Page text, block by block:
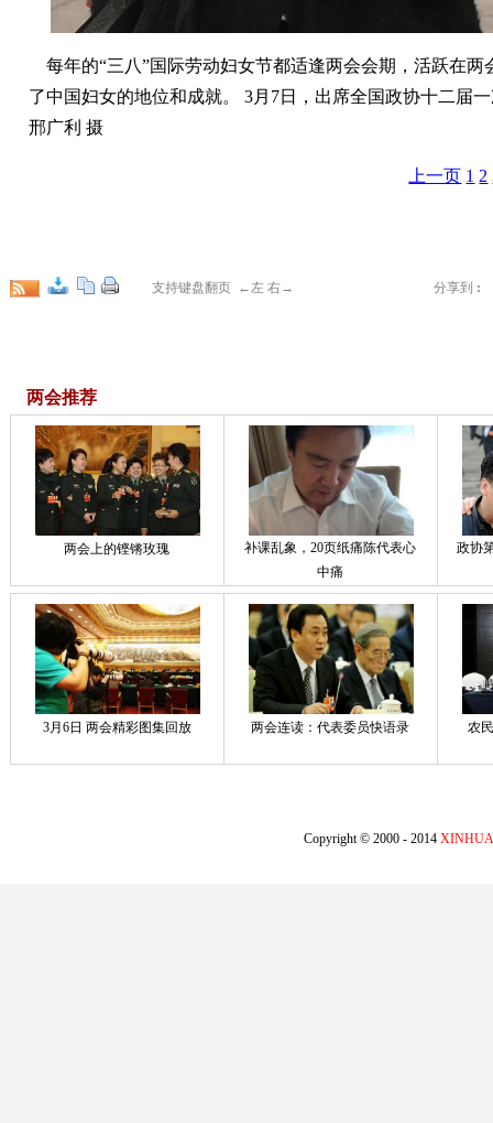
每年的“三八”国际劳动妇女节都适逢两会会期，活跃在
了中国妇女的地位和成就。 3月7日，出席全国政协十二届
邢广利 摄
上一页 1 2
支持键盘翻页 ←左 右→ 分享到 :
两会推荐
两会上的铿锵玫瑰
补课乱象，20页纸痛陈代表心
中痛
政协
3月6日 两会精彩图集回放 两会连读：代表委员快语录 农
Copyright © 2000 - 2014